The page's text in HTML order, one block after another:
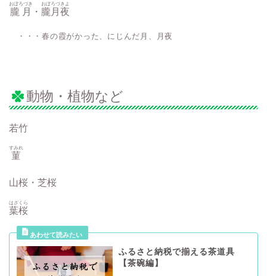
朧月
おぼろづき
・ 朧月夜
おぼろづきよ
・・・春の霞がかった、にじんだ月、月夜
動物・植物など
若竹
菫
すみれ
山桜・芝桜
葉桜
はざくら
ふるさと納税で揃える茶道具
【茶碗編】